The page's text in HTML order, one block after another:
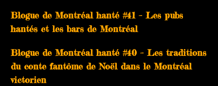
Blogue de Montréal hanté #41 – Les pubs
hantés et les bars de Montréal
Blogue de Montréal hanté #40 – Les traditions
du conte fantôme de Noël dans le Montréal
victorien